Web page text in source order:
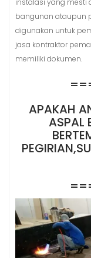
instalasi yang mesti
bangunan ataupun
digunakan untuk
jasa kontraktor
memiliki dokumen.
APAKAH
ASPAL